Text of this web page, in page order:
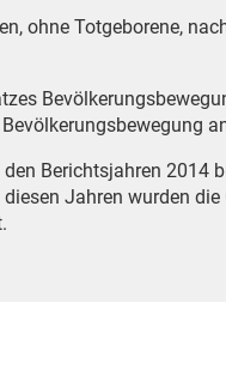
ohne Totgeborene,
Berichtsjahren 2014
Jahren wurden